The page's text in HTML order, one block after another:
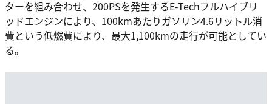
ターを組み合わせ、200PSを発生するE-Techフルハイブリ
ッドエンジンにより、100kmあたりガソリン4.6リットル消
費という低燃費により、最大1,100kmの走行が可能としてい
る。